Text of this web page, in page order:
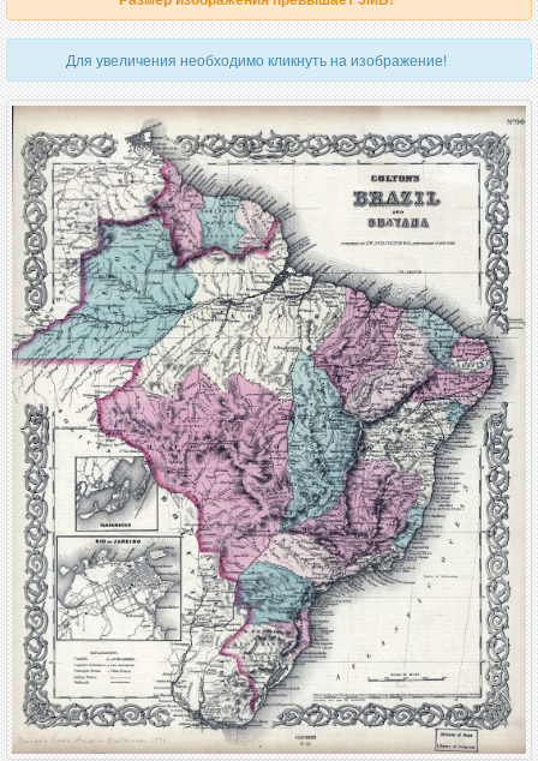
Для увеличения необходимо кликнуть на изображение!